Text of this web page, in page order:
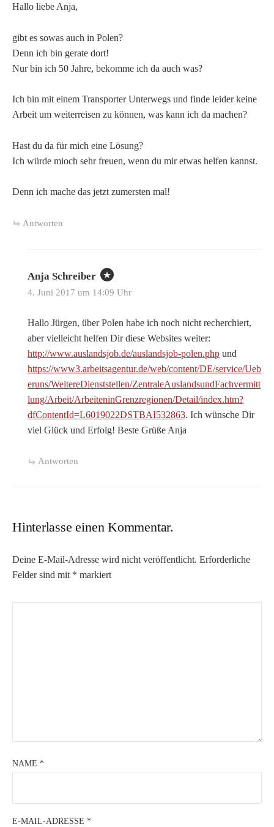
Hallo liebe Anja,
gibt es sowas auch in Polen?
Denn ich bin gerate dort!
Nur bin ich 50 Jahre, bekomme ich da auch was?
Ich bin mit einem Transporter Unterwegs und finde leider keine
Arbeit um weiterreisen zu können, was kann ich da machen?
Hast du da für mich eine Lösung?
Ich würde mioch sehr freuen, wenn du mir etwas helfen kannst.
Denn ich mache das jetzt zumersten mal!
Antworten
Anja Schreiber
4. Juni 2017 um 14:09 Uhr
Hallo Jürgen, über Polen habe ich noch nicht recherchiert,
aber vielleicht helfen Dir diese Websites weiter:
http://www.auslandsjob.de/auslandsjob-polen.php und
https://www3.arbeitsagentur.de/web/content/DE/service/Ueb
eruns/WeitereDienststellen/ZentraleAuslandsundFachvermitt
lung/Arbeit/ArbeiteninGrenzregionen/Detail/index.htm?
dfContentId=L6019022DSTBAI532863. Ich wünsche Dir
viel Glück und Erfolg! Beste Grüße Anja
Antworten
Hinterlasse einen Kommentar.
Deine E-Mail-Adresse wird nicht veröffentlicht. Erforderliche
Felder sind mit * markiert
NAME *
E-MAIL-ADRESSE *